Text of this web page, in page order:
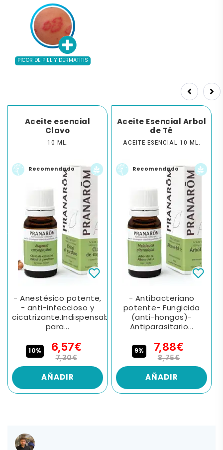
PICOR DE PIEL Y DERMATITIS
Prev
Aceite esencial
Clavo
10 ML.
Recomendado
- Anestésico potente,
- anti-infeccioso y
cicatrizante.Indispensable
para...
10% 6,57€
7,30€
AÑADIR
Aceite Esencial Arbol
de Té
ACEITE ESENCIAL 10 ML.
Recomendado
- Antibacteriano
potente- Fungicida
(anti-hongos)-
Antiparasitario...
9% 7,88€
8,75€
AÑADIR
Next